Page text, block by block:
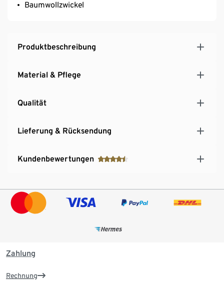
Baumwollzwickel
Produktbeschreibung
Material & Pflege
Qualität
Lieferung & Rücksendung
Kundenbewertungen
Zahlung
Rechnung